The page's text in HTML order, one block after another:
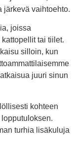
järkevä vaihtoehto.
joissa
tai tiilet.
silloin, kun
juuri sinun
kohteen
turhia lisäkuluja